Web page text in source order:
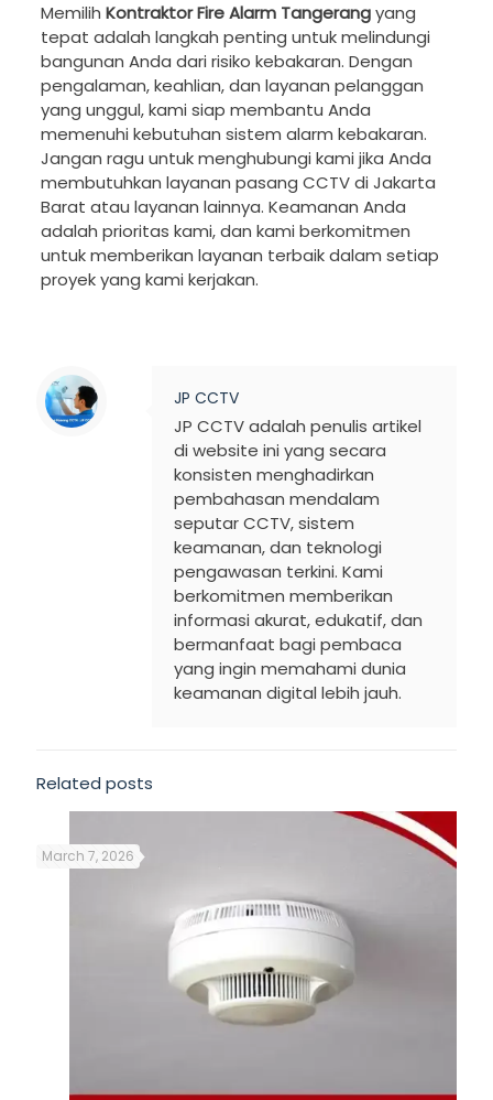
Memilih Kontraktor Fire Alarm Tangerangyang
tepat adalah langkah penting untuk melindungi
bangunan Anda dari risiko kebakaran. Dengan
pengalaman, keahlian, dan layanan pelanggan
yang unggul, kami siap membantu Anda
memenuhi kebutuhan sistem alarm kebakaran.
Jangan ragu untuk menghubungi kami jika Anda
membutuhkan layanan pasang CCTV di Jakarta
Barat atau layanan lainnya. Keamanan Anda
adalah prioritas kami, dan kami berkomitmen
untuk memberikan layanan terbaik dalam setiap
proyek yang kami kerjakan.
JP CCTV
JP CCTV adalah penulis artikel
di website ini yang secara
konsisten menghadirkan
pembahasan mendalam
seputar CCTV, sistem
keamanan, dan teknologi
pengawasan terkini. Kami
berkomitmen memberikan
informasi akurat, edukatif, dan
bermanfaat bagi pembaca
yang ingin memahami dunia
keamanan digital lebih jauh.
Related posts
March 7, 2026